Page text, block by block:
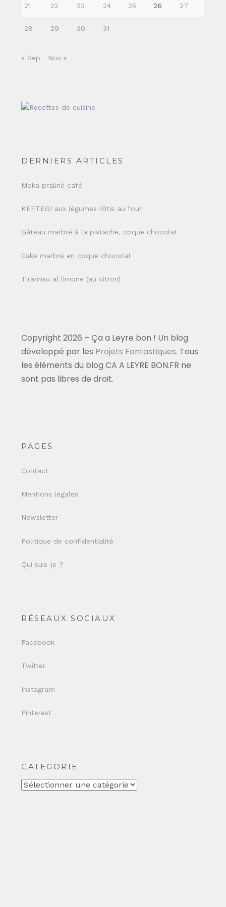
21 22 23 24 25 26 27
28 29 30 31
« Sep Nov »
DERNIERS ARTICLES
Moka praliné café
KEFTEGI aux légumes rôtis au four
Gâteau marbré à la pistache, coque chocolat
Cake marbré en coque chocolat
Tiramisu al limone (au citron)
Copyright 2026 – Ça a Leyre bon ! Un blog
développé par les Projets Fantastiques. Tous
les éléments du blog CA A LEYRE BON.FR ne
sont pas libres de droit.
PAGES
Contact
Mentions légales
Newsletter
Politique de confidentialité
Qui suis-je ?
RÉSEAUX SOCIAUX
Facebook
Twitter
Instagram
Pinterest
CATEGORIE
CATEGORIE